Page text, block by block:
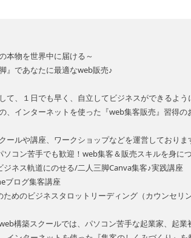
本物を世界中に届ける～
脚』であなたに最適なweb販売♪
て、１日でも早く、自立してビジネスができるよう
、インターネットを使った『web集客販売』習得の
ールや講座、ワークショップなどを運営しておりま
ソコン苦手でも歓迎！web集客＆販売スキルを身に
ジネス軌道にのせる/二人三脚Canva集客♪実践講座
ブログ集客講座
ためのビジネスタロットリーディング（カウンセリン
構築スクールでは、パソコン苦手な起業家、起